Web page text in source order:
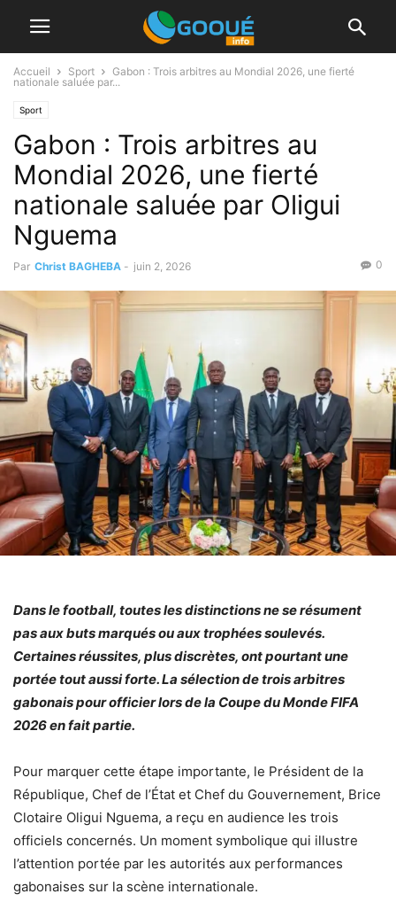
Accueil Sport
Gabon : Trois arbitres au Mondial 2026, une fierté
nationale saluée par...
Sport
Gabon : Trois arbitres au
Mondial 2026, une fierté
nationale saluée par Oligui
Nguema
Par Christ BAGHEBA - juin 2, 2026 0
Dans le football, toutes les distinctions ne se résument
pas aux buts marqués ou aux trophées soulevés.
Certaines réussites, plus discrètes, ont pourtant une
portée tout aussi forte. La sélection de trois arbitres
gabonais pour officier lors de la Coupe du Monde FIFA
2026 en fait partie.
Pour marquer cette étape importante, le Président de la
République, Chef de l’État et Chef du Gouvernement, Brice
Clotaire Oligui Nguema, a reçu en audience les trois
officiels concernés. Un moment symbolique qui illustre
l’attention portée par les autorités aux performances
gabonaises sur la scène internationale.